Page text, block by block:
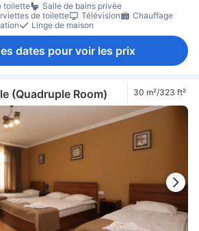
toilette
Salle de bains privée
de toilette Télévision
Chauffage
Linge de maison
dates pour voir les prix
(Quadruple Room) 30 m²/323 ft²